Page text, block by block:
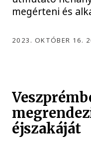
megérteni és
2023. OKTÓBER 16.
éjszakáját